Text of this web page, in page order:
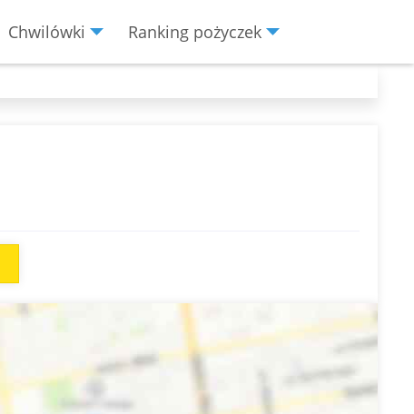
Chwilówki Ranking pożyczek